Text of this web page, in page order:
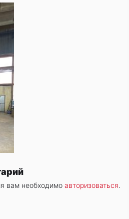
вам необходимо авторизоваться.